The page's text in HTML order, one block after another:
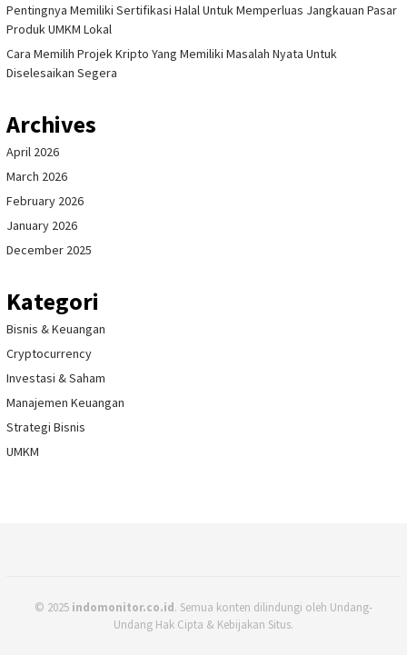
Pentingnya Memiliki Sertifikasi Halal Untuk Memperluas Jangkauan Pasar
Produk UMKM Lokal
Cara Memilih Projek Kripto Yang Memiliki Masalah Nyata Untuk
Diselesaikan Segera
Archives
April 2026
March 2026
February 2026
January 2026
December 2025
Kategori
Bisnis & Keuangan
Cryptocurrency
Investasi & Saham
Manajemen Keuangan
Strategi Bisnis
UMKM
© 2025 indomonitor.co.id. Semua konten dilindungi oleh Undang-
Undang Hak Cipta & Kebijakan Situs.